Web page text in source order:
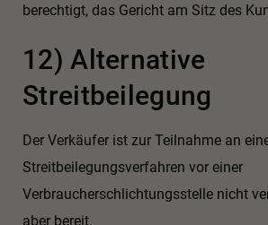
berechtigt, das Gericht am Sitz des
12) Alternative
Streitbeilegung
Der Verkäufer ist zur Teilnahme an
Streitbeilegungsverfahren vor einer
Verbraucherschlichtungsstelle nicht
aber bereit.